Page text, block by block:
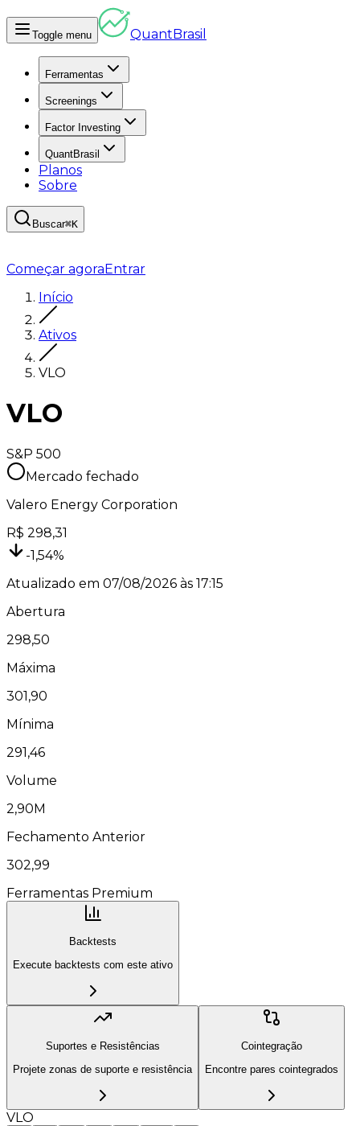
Toggle menu QuantBrasil
Ferramentas
Screenings
Factor Investing
QuantBrasil
Planos
Sobre
Buscar⌘K
Começar agoraEntrar
Início
Ativos
VLO
VLO
S&P 500
Mercado fechado
Valero Energy Corporation
R$ 298,31
-1,54%
Atualizado em 07/08/2026 às 17:15
Abertura
298,50
Máxima
301,90
Mínima
291,46
Volume
2,90M
Fechamento Anterior
302,99
Ferramentas Premium
Backtests
Execute backtests com este ativo
Suportes e Resistências
Projete zonas de suporte e resistência
Cointegração
Encontre pares cointegrados
VLO